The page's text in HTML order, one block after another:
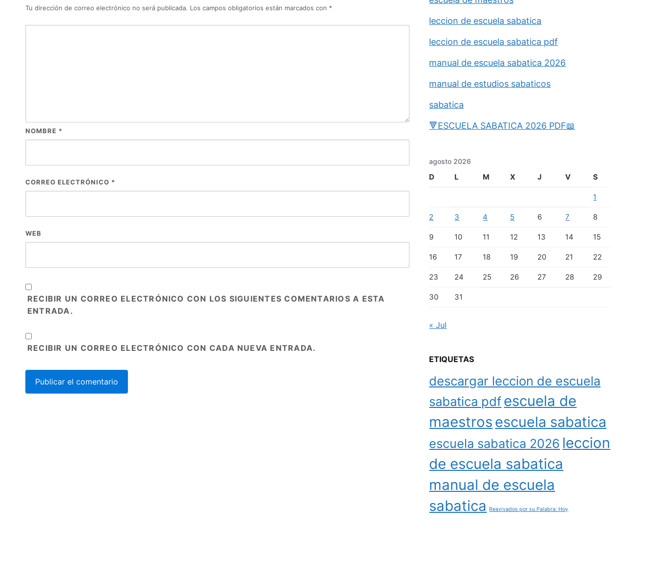
Tu dirección de correo electrónico no será publicada. Los campos obligatorios están marcados con *
NOMBRE *
CORREO ELECTRÓNICO *
WEB
RECIBIR UN CORREO ELECTRÓNICO CON LOS SIGUIENTES COMENTARIOS A ESTA
ENTRADA.
RECIBIR UN CORREO ELECTRÓNICO CON CADA NUEVA ENTRADA.
leccion de escuela sabatica
leccion de escuela sabatica pdf
manual de escuela sabatica 2026
manual de estudios sabaticos
sabatica
🔻ESCUELA SABATICA 2026 PDF📖
agosto 2026
D L M X J V S
1
2 3 4 5 6 7 8
9 10 11 12 13 14 15
16 17 18 19 20 21 22
23 24 25 26 27 28 29
30 31
« Jul
ETIQUETAS
descargar leccion de escuela
sabatica pdfescuela de
maestros escuela sabatica
escuela sabatica 2026 leccion
de escuela sabatica
manual de escuela
sabatica
Reavivados por su Palabra: Hoy